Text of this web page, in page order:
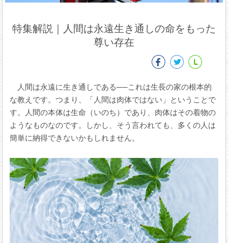
特集解説｜人間は永遠生き通しの命をもった
尊い存在
人間は永遠に生き通しである──これは生長の家の根本的
な教えです。つまり、「人間は肉体ではない」ということで
す。人間の本体は生命（いのち）であり、肉体はその着物の
ようなものなのです。しかし、そう言われても、多くの人は
簡単に納得できないかもしれません。